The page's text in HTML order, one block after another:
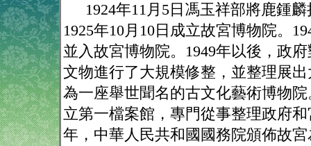
1924年11月 5日馮玉祥部將鹿鍾
1925年10月 10日成立故宮博物院。
並入故宮博物院。 1949年以後，政
文物進行了大規模修整，並整理展
為一座舉世聞名的古文化藝術博物
立第一檔案館，專門從事整理政府
年，中華人民共和國國務院頒佈故